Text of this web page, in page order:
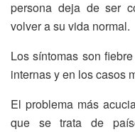
persona deja de ser
volver a su vida normal.
Los síntomas son
internas y en los casos
El problema más
que se trata de